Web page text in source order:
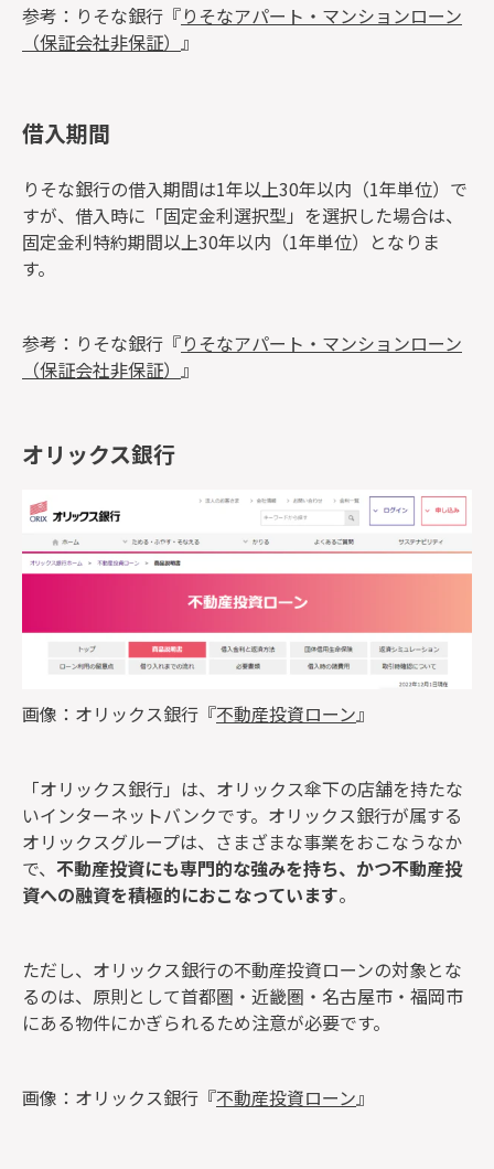
参考：りそな銀行『りそなアパート・マンションローン
（保証会社非保証） 』
借入期間
りそな銀行の借入期間は1年以上30年以内（1年単位）で
すが、借入時に「固定金利選択型」を選択した場合は、
固定金利特約期間以上30年以内（1年単位）となりま
す。
参考：りそな銀行『りそなアパート・マンションローン
（保証会社非保証） 』
オリックス銀行
画像：オリックス銀行『不動産投資ローン』
「オリックス銀行」は、オリックス傘下の店舗を持たな
いインターネットバンクです。オリックス銀行が属する
オリックスグループは、さまざまな事業をおこなうなか
で、 不動産投資にも専門的な強みを持ち、かつ不動産投
資への融資を積極的におこなっています。
ただし、オリックス銀行の不動産投資ローンの対象とな
るのは、原則として首都圏・近畿圏・名古屋市・福岡市
にある物件にかぎられるため注意が必要です。
画像：オリックス銀行『不動産投資ローン』